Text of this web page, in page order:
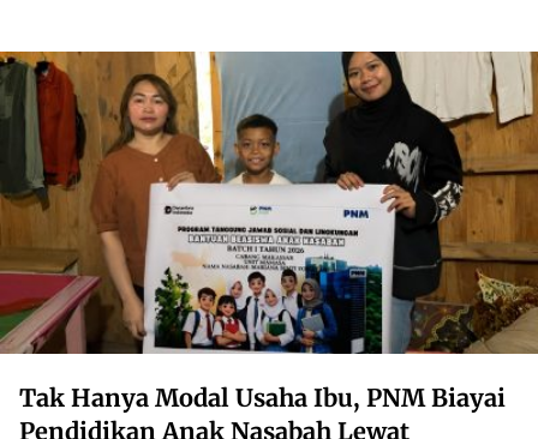
Tak Hanya Modal Usaha Ibu, PNM Biayai
Pendidikan Anak Nasabah Lewat